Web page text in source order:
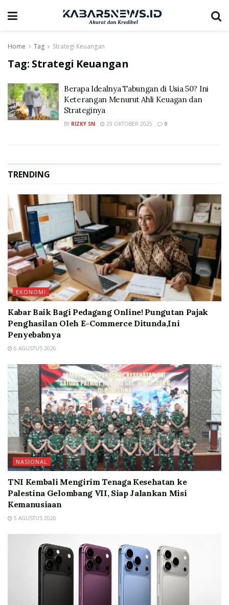
Home Tag Strategi Keuangan
Tag: Strategi Keuangan
Berapa Idealnya Tabungan di Usia 50? Ini
Keterangan Menurut Ahli Keuagan dan
Strateginya
BY RIZKY SN 29 OKTOBER 2025 0
TRENDING
EKONOMI
Kabar Baik Bagi Pedagang Online! Pungutan Pajak
Penghasilan Oleh E-Commerce Ditunda,Ini
Penyebabnya
6 AGUSTUS 2026
NASIONAL
TNI Kembali Mengirim Tenaga Kesehatan ke
Palestina Gelombang VII, Siap Jalankan Misi
Kemanusiaan
5 AGUSTUS 2026